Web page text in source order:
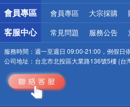
會員專區 會員專區 大宗採購
客服中心 常見問題 服務公告
服務時間： 週一至週日 09:00-21:00，例假日
公司地址： 台北市北投區大業路136號5樓 (台